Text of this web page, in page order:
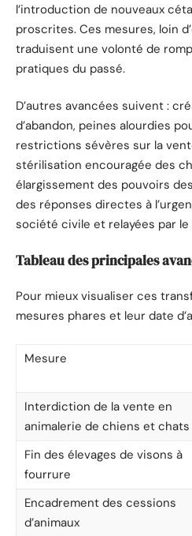
l’introduction de nouveaux
proscrites. Ces mesures, loin
traduisent une volonté de
pratiques du passé.
D’autres avancées suivent :
d’abandon, peines alourdies
restrictions sévères sur la
stérilisation encouragée des
élargissement des pouvoirs
des réponses directes à
société civile et relayées par
Tableau des principales
Pour mieux visualiser ces
mesures phares et leur date
Mesure
Interdiction de la vente en
animalerie de chiens et chats
Fin des élevages de visons à
fourrure
Encadrement des cessions
d’animaux